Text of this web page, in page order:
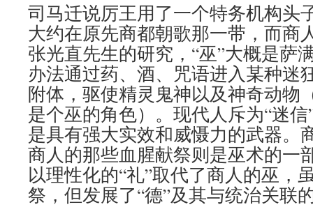
司马迁说厉王用了一个特务机构头
大约在原先商都朝歌那一带，而商
张光直先生的研究，“巫”大概是萨
办法通过药、酒、咒语进入某种迷
附体，驱使精灵鬼神以及神奇动物
是个巫的角色）。现代人斥为“迷
是具有强大实效和威慑力的武器。
商人的那些血腥献祭则是巫术的一
以理性化的“礼”取代了商人的巫，
祭，但发展了“德”及其与统治关联